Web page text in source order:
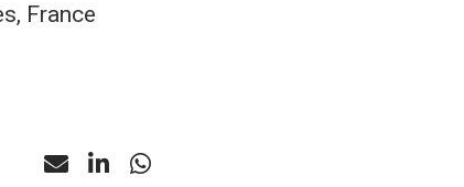
France